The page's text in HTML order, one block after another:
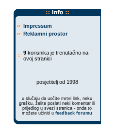
Impressum
Reklamni prostor
9korisnika je trenutačno na
ovoj stranici
posjetitelj od 1998
u slučaju da uočite mrtvi link, neku
grešku, želite poslati neki komentar ili
prijedlog u svezi stranica - onda to
možete učiniti u feedback forumu